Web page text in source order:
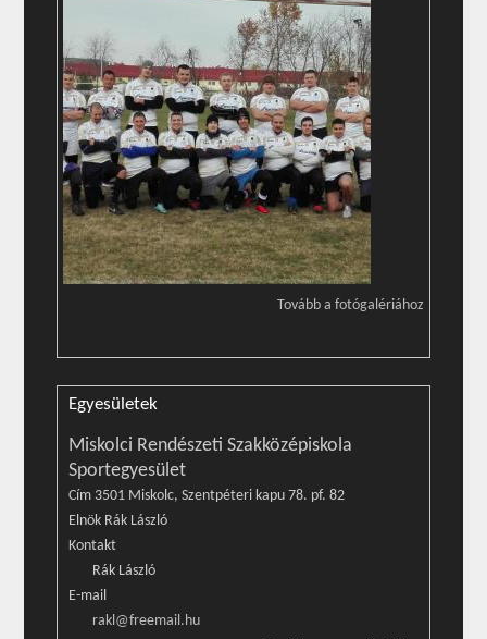
Tovább a fotógalériához
Egyesületek
Miskolci Rendészeti Szakközépiskola
Sportegyesület
Cím 3501 Miskolc, Szentpéteri kapu 78. pf. 82
Elnök Rák László
Kontakt
Rák László
E-mail
rakl@freemail.hu